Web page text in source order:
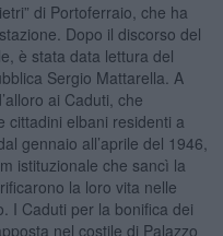
di Portoferraio, che ha
Dopo il discorso del
è stata data lettura del
Sergio Mattarella. A
ai Caduti, che
cittadini elbani residenti a
gennaio all’aprile del 1946,
istituzionale che sancì la
la loro vita nelle
I Caduti per la bonifica dei
nel costile di Palazzo